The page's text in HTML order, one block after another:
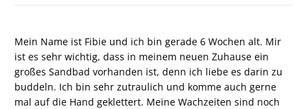
Mein Name ist Fibie und ich bin gerade 6 Wochen alt. Mir
ist es sehr wichtig, dass in meinem neuen Zuhause ein
großes Sandbad vorhanden ist, denn ich liebe es darin zu
buddeln. Ich bin sehr zutraulich und komme auch gerne
mal auf die Hand geklettert. Meine Wachzeiten sind noch